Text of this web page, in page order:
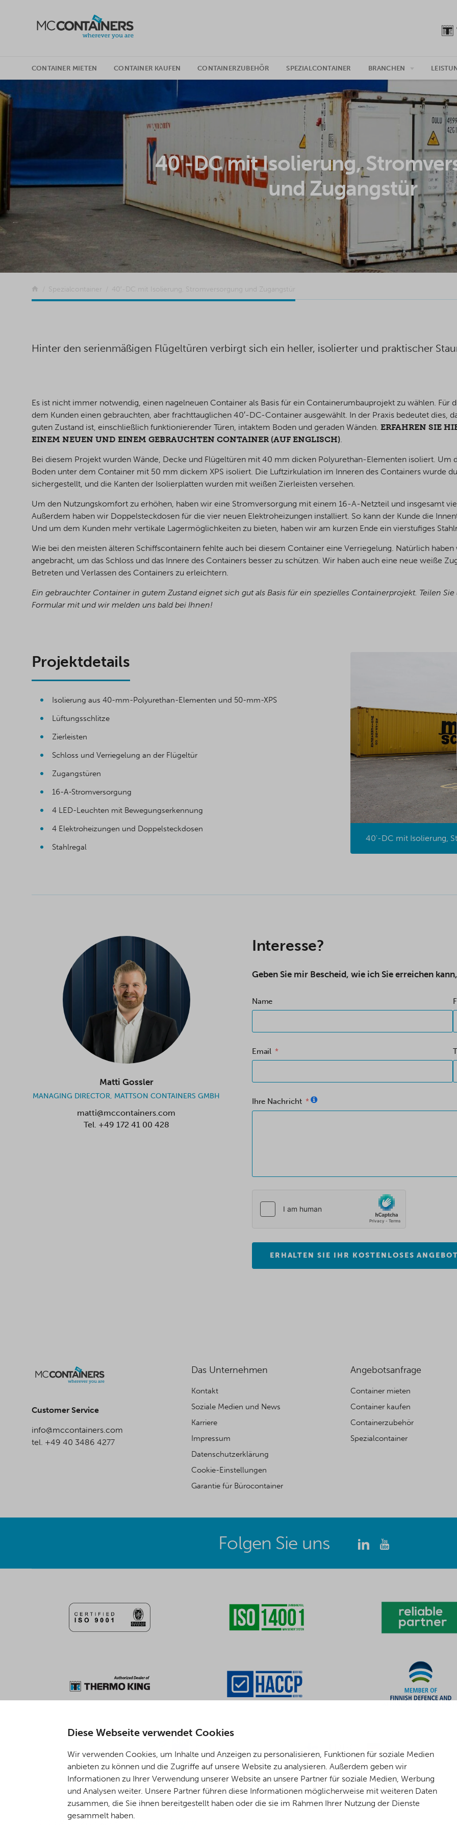
Diese Webseite verwendet Cookies
Wir verwenden Cookies, um Inhalte und Anzeigen zu personalisieren, Funktionen für soziale Medien
anbieten zu können und die Zugriffe auf unsere Website zu analysieren. Außerdem geben wir
Informationen zu Ihrer Verwendung unserer Website an unsere Partner für soziale Medien, Werbung
und Analysen weiter. Unsere Partner führen diese Informationen möglicherweise mit weiteren Daten
zusammen, die Sie ihnen bereitgestellt haben oder die sie im Rahmen Ihrer Nutzung der Dienste
gesammelt haben.
CONTAINER MIETEN CONTAINER KAUFEN CONTAINERZUBEHÖR SPEZIALCONTAINER BRANCHEN
40'-DC mit Isolierung,
und Zugangstür
Zurück
Spezialcontainer 40′-DC mit Isolierung, Stromversorgung und Zugangstür
Hinter den serienmäßigen Flügeltüren verbirgt sich ein heller, isolierter und praktischer
Es ist nicht immer notwendig, einen nagelneuen Container als Basis für ein Containerumbauprojekt zu wählen. Für
dem Kunden einen gebrauchten, aber frachttauglichen 40′-DC-Container ausgewählt. In der Praxis bedeutet dies,
guten Zustand ist, einschließlich funktionierender Türen, intaktem Boden und geraden Wänden. ERFAHREN SIE
EINEM NEUEN UND EINEM GEBRAUCHTEN CONTAINER (AUF ENGLISCH).
Bei diesem Projekt wurden Wände, Decke und Flügeltüren mit 40 mm dicken Polyurethan-Elementen isoliert. Um
Boden unter dem Container mit 50 mm dickem XPS isoliert. Die Luftzirkulation im Inneren des Containers wurde
sichergestellt, und die Kanten der Isolierplatten wurden mit weißen Zierleisten versehen.
Um den Nutzungskomfort zu erhöhen, haben wir eine Stromversorgung mit einem 16-A-Netzteil und insgesamt
Außerdem haben wir Doppelsteckdosen für die vier neuen Elektroheizungen installiert. So kann der Kunde die
Und um dem Kunden mehr vertikale Lagermöglichkeiten zu bieten, haben wir am kurzen Ende ein vierstufiges
Wie bei den meisten älteren Schiffscontainern fehlte auch bei diesem Container eine Verriegelung. Natürlich
angebracht, um das Schloss und das Innere des Containers besser zu schützen. Wir haben auch eine neue weiße
Betreten und Verlassen des Containers zu erleichtern.
Ein gebrauchter Container in gutem Zustand eignet sich gut als Basis für ein spezielles Containerprojekt. Teilen
Formular mit und wir melden uns bald bei Ihnen!
Projektdetails
Isolierung aus 40-mm-Polyurethan-Elementen und 50-mm-XPS
Lüftungsschlitze
Zierleisten
Schloss und Verriegelung an der Flügeltür
Zugangstüren
16-A-Stromversorgung
4 LED-Leuchten mit Bewegungserkennung
4 Elektroheizungen und Doppelsteckdosen
Stahlregal
Matti Gossler
MANAGING DIRECTOR, MATTSON CONTAINERS GMBH
matti@mccontainers.com
Tel. +49 172 41 00 428
Interesse?
Geben Sie mir Bescheid, wie ich Sie erreichen
Name
Email
Ihre Nachricht
ERHALTEN SIE IHR KOSTENLOSES
Customer Service
info@mccontainers.com
tel. +49 40 3486 4277
Das Unternehmen
Kontakt
Soziale Medien und News
Karriere
Impressum
Datenschutzerklärung
Cookie-Einstellungen
Garantie für Bürocontainer
Angebotsanfrage
Container mieten
Container kaufen
Containerzubehör
Spezialcontainer
Folgen Sie uns
© 2025 Mattson Group ®